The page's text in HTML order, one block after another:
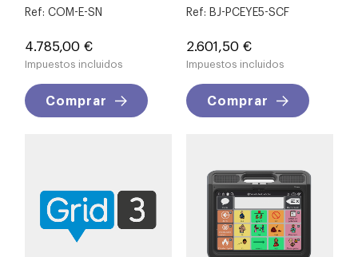
Ref: COM-E-SN
Precio
4.785,00 €
Impuestos incluidos
Comprar
Ref: BJ-PCEYE5-SCF
Precio
2.601,50 €
Impuestos incluidos
Comprar